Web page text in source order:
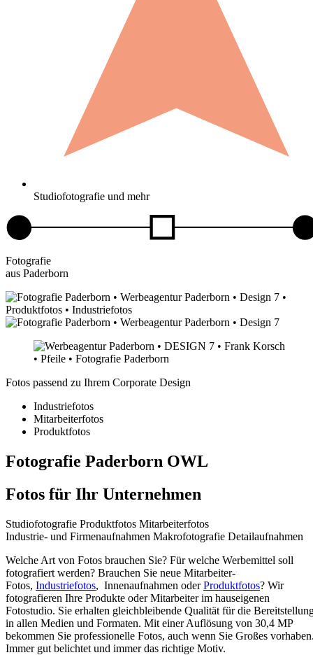
Studiofotografie und mehr
Fotografie
aus Paderborn
Fotos passend zu Ihrem Corporate Design
Industriefotos
Mitarbeiterfotos
Produktfotos
Fotografie Paderborn OWL
Fotos für Ihr Unternehmen
Studiofotografie Produktfotos Mitarbeiterfotos
Industrie- und Firmenaufnahmen Makrofotografie Detailaufnahmen
Welche Art von Fotos brauchen Sie? Für welche Werbemittel soll
fotografiert werden? Brauchen Sie neue Mitarbeiter-
Fotos, Industriefotos, Innenaufnahmen oderProduktfotos? Wir
fotografieren Ihre Produkte oder Mitarbeiter im hauseigenen
Fotostudio. Sie erhalten gleichbleibende Qualität für die
in allen Medien und Formaten. Mit einer Auflösung von 30,4 MP
bekommen Sie professionelle Fotos, auch wenn Sie Großes
Immer gut belichtet und immer das richtige Motiv.